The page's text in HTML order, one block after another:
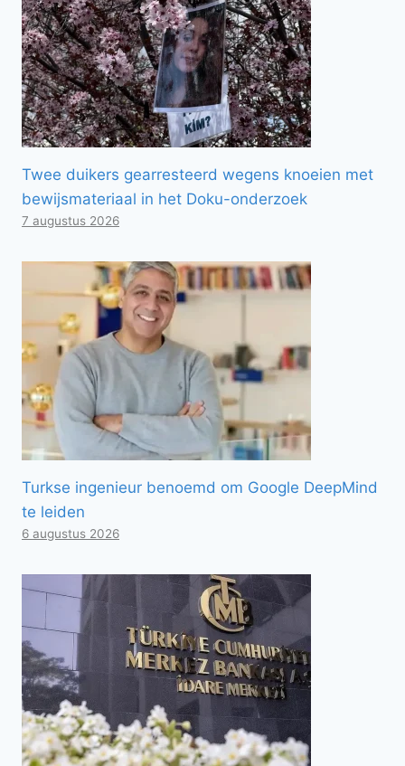
Twee duikers gearresteerd wegens knoeien met
bewijsmateriaal in het Doku-onderzoek
7 augustus 2026
Turkse ingenieur benoemd om Google DeepMind
te leiden
6 augustus 2026